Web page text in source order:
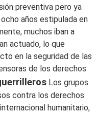
preventiva pero ya
años estipulada en
muchos iban a
actuado, lo que
en la seguridad de las
de los derechos
Los grupos
contra los derechos
humanitario,